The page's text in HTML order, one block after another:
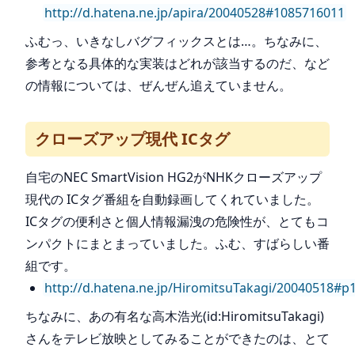
http://d.hatena.ne.jp/apira/20040528#1085716011
ふむっ、いきなしバグフィックスとは…。ちなみに、
参考となる具体的な実装はどれが該当するのだ、など
の情報については、ぜんぜん追えていません。
クローズアップ現代 ICタグ
自宅のNEC SmartVision HG2がNHKクローズアップ
現代の ICタグ番組を自動録画してくれていました。
ICタグの便利さと個人情報漏洩の危険性が、とてもコ
ンパクトにまとまっていました。ふむ、すばらしい番
組です。
http://d.hatena.ne.jp/HiromitsuTakagi/
ちなみに、あの有名な高木浩光(id:HiromitsuTakagi)
さんをテレビ放映としてみることができたのは、とて